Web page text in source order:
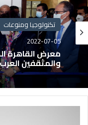
تكنولوجيا ومنوعات
2022-07-05
معرض القاهرة
والمثقفين العرب